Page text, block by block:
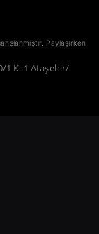
Paylaşırken
1 K: 1 Ataşehir/